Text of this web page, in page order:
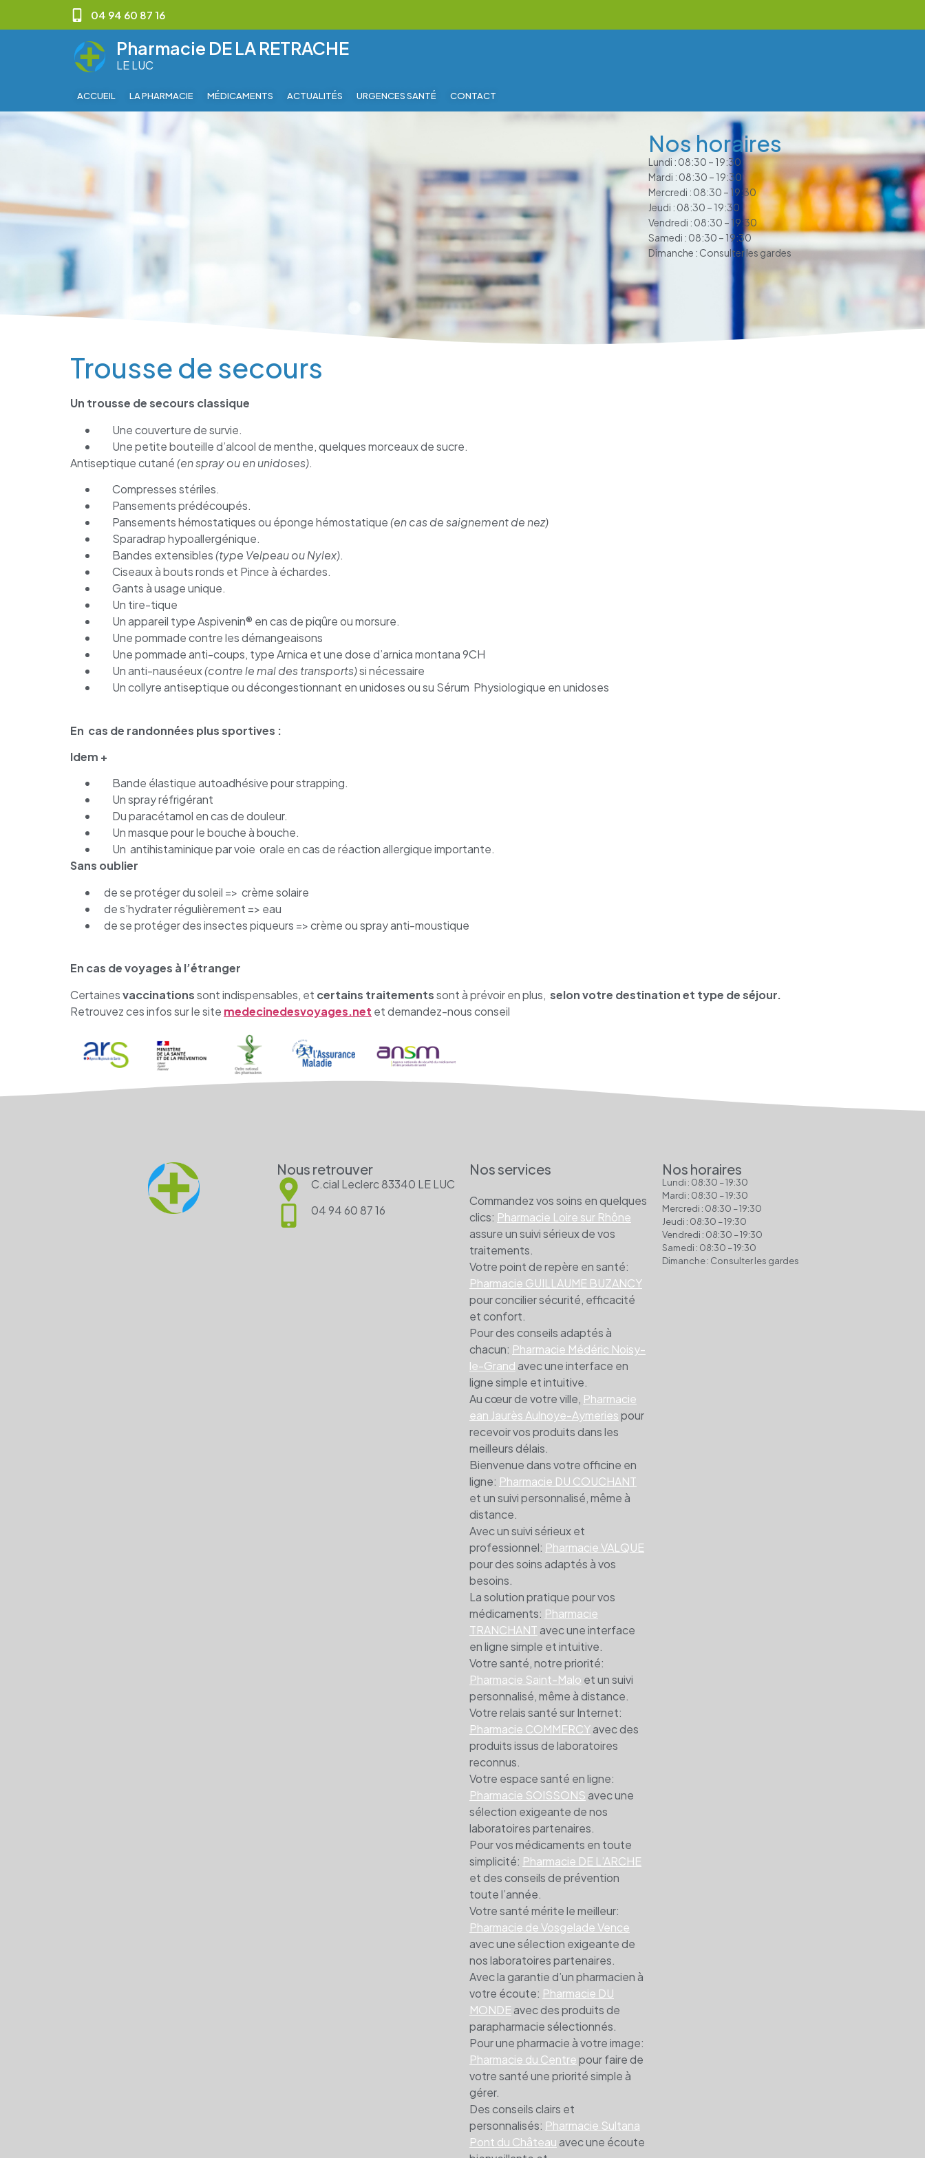
04 94 60 87 16
Pharmacie DE LA RETRACHE
LE LUC
ACCUEIL LA PHARMACIE MÉDICAMENTS ACTUALITÉS URGENCES SANTÉ CONTACT
Nos horaires
Lundi : 08:30 – 19:30
Mardi : 08:30 – 19:30
Mercredi : 08:30 – 19:30
Jeudi : 08:30 – 19:30
Vendredi : 08:30 – 19:30
Samedi : 08:30 – 19:30
Dimanche : Consulter les gardes
Trousse de secours
Un trousse de secours classique
Une couverture de survie.
Une petite bouteille d’alcool de menthe, quelques morceaux de sucre.
Antiseptique cutané(en spray ou en unidoses).
Compresses stériles.
Pansements prédécoupés.
Pansements hémostatiques ou éponge hémostatique(en cas de saignement de nez)
Sparadrap hypoallergénique.
Bandes extensibles(type Velpeau ou Nylex).
Ciseaux à bouts ronds et Pince à échardes.
Gants à usage unique.
Un tire-tique
Un appareil type Aspivenin® en cas de piqûre ou morsure.
Une pommade contre les démangeaisons
Une pommade anti-coups, type Arnica et une dose d’arnica montana 9CH
Un anti-nauséeux(contre le mal des transports)si nécessaire
Un collyre antiseptique ou décongestionnant en unidoses ou su Sérum Physiologique en unidoses
En cas de randonnées plus sportives :
Idem +
Bande élastique autoadhésive pour strapping.
Un spray réfrigérant
Du paracétamol en cas de douleur.
Un masque pour le bouche à bouche.
Un antihistaminique par voie orale en cas de réaction allergique importante.
Sans oublier
de se protéger du soleil => crème solaire
de s’hydrater régulièrement => eau
de se protéger des insectes piqueurs => crème ou spray anti-moustique
En cas de voyages à l’étranger
Certainesvaccinationssont indispensables, et certains traitementssont à prévoir en plus, selon votre destination et type de séjour.
Retrouvez ces infos sur le site medecinedesvoyages.net et demandez-nous conseil
Nous retrouver
C.cial Leclerc 83340 LE LUC
04 94 60 87 16
Nos services
Commandez vos soins en quelques
clics: Pharmacie Loire sur Rhône
assure un suivi sérieux de vos
traitements.
Votre point de repère en santé:
Pharmacie GUILLAUME BUZANCY
pour concilier sécurité, efficacité
et confort.
Pour des conseils adaptés à
chacun: Pharmacie Médéric Noisy-
le-Grandavec une interface en
ligne simple et intuitive.
Au cœur de votre ville, Pharmacie
ean Jaurès Aulnoye-Aymeriespour
recevoir vos produits dans les
meilleurs délais.
Bienvenue dans votre officine en
ligne: Pharmacie DU COUCHANT
et un suivi personnalisé, même à
distance.
Avec un suivi sérieux et
professionnel: Pharmacie VALQUE
pour des soins adaptés à vos
besoins.
La solution pratique pour vos
médicaments: Pharmacie
TRANCHANTavec une interface
en ligne simple et intuitive.
Votre santé, notre priorité:
Pharmacie Saint-Malo et un suivi
personnalisé, même à distance.
Votre relais santé sur Internet:
Pharmacie COMMERCYavec des
produits issus de laboratoires
reconnus.
Votre espace santé en ligne:
Pharmacie SOISSONSavec une
sélection exigeante de nos
laboratoires partenaires.
Pour vos médicaments en toute
simplicité: Pharmacie DE L’ARCHE
et des conseils de prévention
toute l’année.
Votre santé mérite le meilleur:
Pharmacie de Vosgelade Vence
avec une sélection exigeante de
nos laboratoires partenaires.
Avec la garantie d’un pharmacien à
votre écoute: Pharmacie DU
MONDEavec des produits de
parapharmacie sélectionnés.
Pour une pharmacie à votre image:
Pharmacie du Centrepour faire de
votre santé une priorité simple à
gérer.
Des conseils clairs et
personnalisés: Pharmacie Sultana
Pont du Châteauavec une écoute
Nos horaires
Lundi : 08:30 – 19:30
Mardi : 08:30 – 19:30
Mercredi : 08:30 – 19:30
Jeudi : 08:30 – 19:30
Vendredi : 08:30 – 19:30
Samedi : 08:30 – 19:30
Dimanche : Consulter les gardes